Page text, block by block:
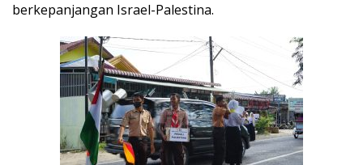
berkepanjangan Israel-Palestina.